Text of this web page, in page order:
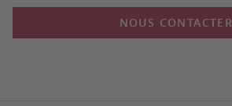
NOUS CONTACTER